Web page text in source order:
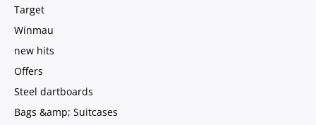
Target
Winmau
new hits
Offers
Steel dartboards
Bags &amp; Suitcases